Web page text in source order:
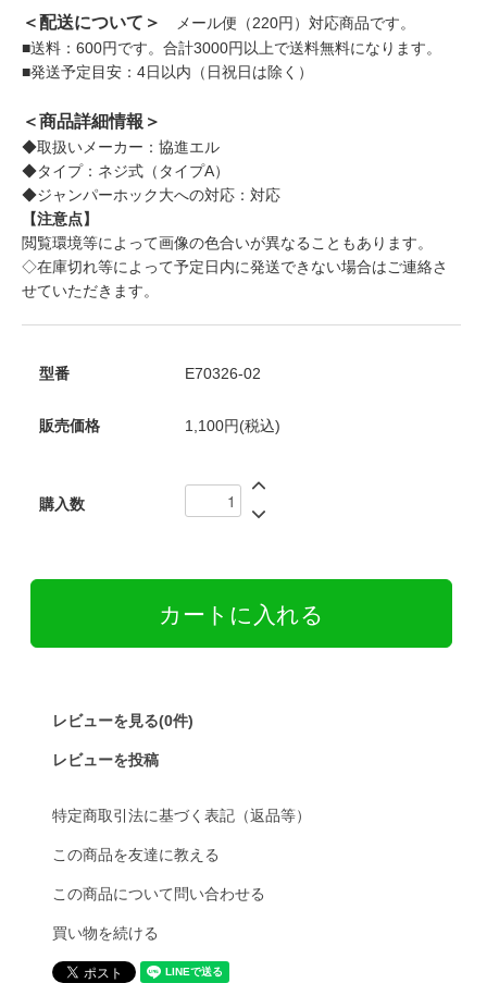
＜配送について＞
メール便（220円）対応商品です。
■送料：600円です。合計3000円以上で送料無料になります。
■発送予定目安：4日以内（日祝日は除く）
＜商品詳細情報＞
◆取扱いメーカー：協進エル
◆タイプ：ネジ式（タイプA）
◆ジャンパーホック大への対応：対応
【注意点】
閲覧環境等によって画像の色合いが異なることもあります。
◇在庫切れ等によって予定日内に発送できない場合はご連絡さ
せていただきます。
型番 E70326-02
販売価格 1,100円(税込)
購入数
レビューを見る(0件)
レビューを投稿
特定商取引法に基づく表記（返品等）
この商品を友達に教える
この商品について問い合わせる
買い物を続ける